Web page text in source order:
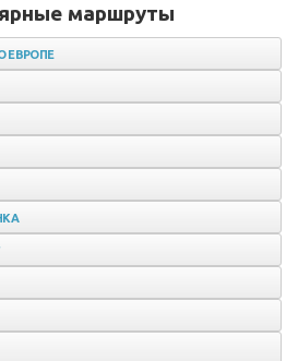
маршруты
ЕВРОПЕ